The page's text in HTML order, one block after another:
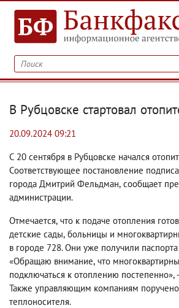
В Рубцовске стартовал
20.09.2024 09:21
С 20 сентября в Рубцовске начался
Соответствующее постановление
города Дмитрий Фельдман, сообщает
администрации.
Отмечается, что к подаче отопления
детские сады, больницы и
в городе 728. Они уже получили паспорта
«Обращаю внимание, что
подключаться к отоплению
Также управляющим компаниям
теплоносителя.